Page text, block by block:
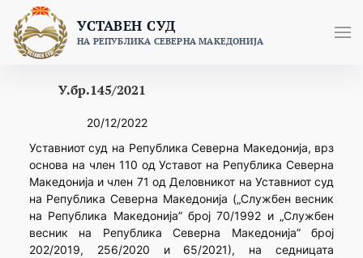
content
УСТАВЕН СУД
НА РЕПУБЛИКА СЕВЕРНА МАКЕДОНИЈА
У.бр.145/2021
20/12/2022
Уставниот суд на Република Северна Македонија, врз
основа на член 110 од Уставот на Република Северна
Македонија и член 71 од Деловникот на Уставниот суд
на Република Северна Македонија („Службен весник
на Република Македонија” број 70/1992 и „Службен
весник на Република Северна Македонија” број
202/2019, 256/2020 и 65/2021), на седницата